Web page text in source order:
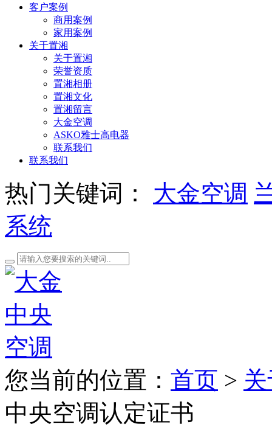
客户案例
商用案例
家用案例
关于置湘
关于置湘
荣誉资质
置湘相册
置湘文化
置湘留言
大金空调
ASKO雅士高电器
联系我们
联系我们
热门关键词： 大金空调
系统
您当前的位置： 首页 >
中央空调认定证书